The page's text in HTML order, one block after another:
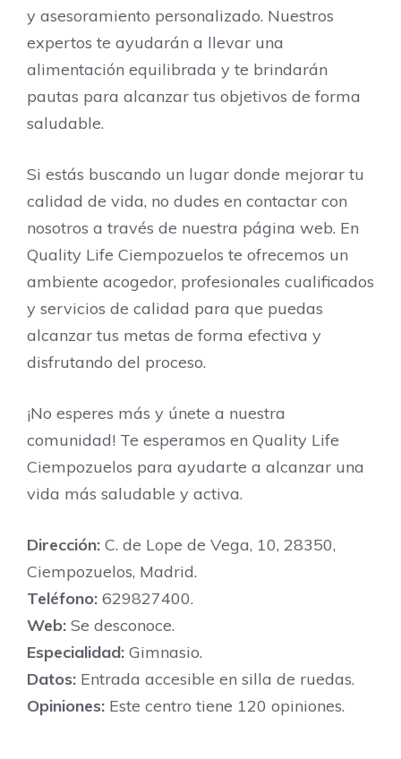
y asesoramiento personalizado. Nuestros
expertos te ayudarán a llevar una
alimentación equilibrada y te brindarán
pautas para alcanzar tus objetivos de forma
saludable.
Si estás buscando un lugar donde mejorar tu
calidad de vida, no dudes en contactar con
nosotros a través de nuestra página web. En
Quality Life Ciempozuelos te ofrecemos un
ambiente acogedor, profesionales cualificados
y servicios de calidad para que puedas
alcanzar tus metas de forma efectiva y
disfrutando del proceso.
¡No esperes más y únete a nuestra
comunidad! Te esperamos en Quality Life
Ciempozuelos para ayudarte a alcanzar una
vida más saludable y activa.
Dirección: C. de Lope de Vega, 10, 28350,
Ciempozuelos, Madrid.
Teléfono: 629827400.
Web: Se desconoce.
Especialidad: Gimnasio.
Datos: Entrada accesible en silla de ruedas.
Opiniones: Este centro tiene 120 opiniones.